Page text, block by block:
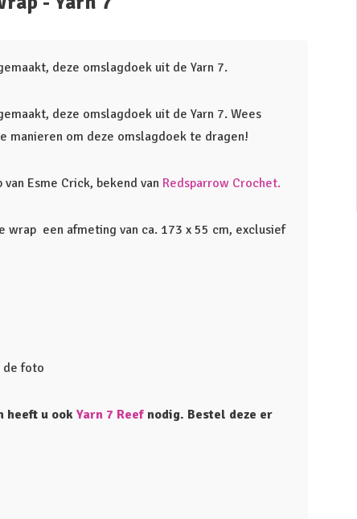
deze omslagdoek uit de Yarn 7.
deze omslagdoek uit de Yarn 7. Wees
manieren om deze omslagdoek te dragen!
Esme Crick, bekend van Redsparrow Crochet.
wrap een afmeting van ca. 173 x 55 cm, exclusief
de foto
heeft u ook Yarn 7 Reef nodig. Bestel deze er